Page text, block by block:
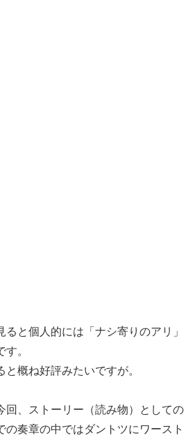
と個人的には「ナシ寄りのアリ」
。
概ね好評みたいですが。
回、ストーリー（読み物）としての
の奏章の中ではダントツにワースト